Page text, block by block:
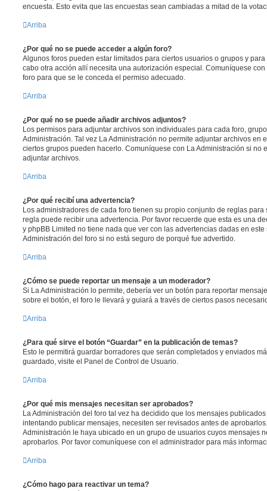
encuesta. Esto evita que las encuestas sean cambiadas a mitad de la
Arriba
¿Por qué no se puede acceder a algún foro?
Algunos foros pueden estar limitados para ciertos usuarios o grupos y
cabo otra acción allí necesita una autorización especial. Comuníquese
foro para que se le conceda el permiso adecuado.
Arriba
¿Por qué no se puede añadir archivos adjuntos?
Los permisos para adjuntar archivos son individuales para cada foro,
Administración. Tal vez La Administración no permite adjuntar archivos en
ciertos grupos pueden hacerlo. Comuníquese con La Administración si no
adjuntar archivos.
Arriba
¿Por qué recibí una advertencia?
Los administradores de cada foro tienen su propio conjunto de reglas
regla puede recibir una advertencia. Por favor recuerde que esta es una
y phpBB Limited no tiene nada que ver con las advertencias dadas en
Administración del foro si no está seguro de porqué fue advertido.
Arriba
¿Cómo se puede reportar un mensaje a un moderador?
Si La Administración lo permite, debería ver un botón para reportar
sobre el botón, el foro le llevará y guiará a través de ciertos pasos
Arriba
¿Para qué sirve el botón “Guardar” en la publicación de temas?
Esto le permitirá guardar borradores que serán completados y enviados
guardado, visite el Panel de Control de Usuario.
Arriba
¿Por qué mis mensajes necesitan ser aprobados?
La Administración del foro tal vez ha decidido que los mensajes
intentando publicar mensajes, necesiten ser revisados antes de
Administración le haya ubicado en un grupo de usuarios cuyos mensajes
aprobarlos. Por favor comuníquese con el administrador para más
Arriba
¿Cómo hago para reactivar un tema?